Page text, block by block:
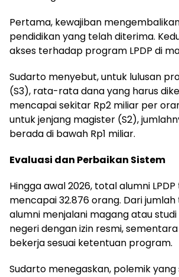
Pertama, kewajiban
pendidikan yang telah diterima.
akses terhadap program LPDP di
Sudarto menyebut, untuk lulusan
(S3), rata-rata dana yang harus
mencapai sekitar Rp2 miliar per
untuk jenjang magister (S2),
berada di bawah Rp1 miliar.
Evaluasi dan Perbaikan Sistem
Hingga awal 2026, total alumni
mencapai 32.876 orang. Dari
alumni menjalani magang atau
negeri dengan izin resmi, sementara
bekerja sesuai ketentuan program.
Sudarto menegaskan, polemik